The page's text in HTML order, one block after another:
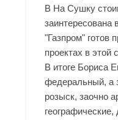
В На Сушку
заинтересована
"Газпром" готов
проектах в этой
В итоге Бориса
федеральный, а
розыск, заочно